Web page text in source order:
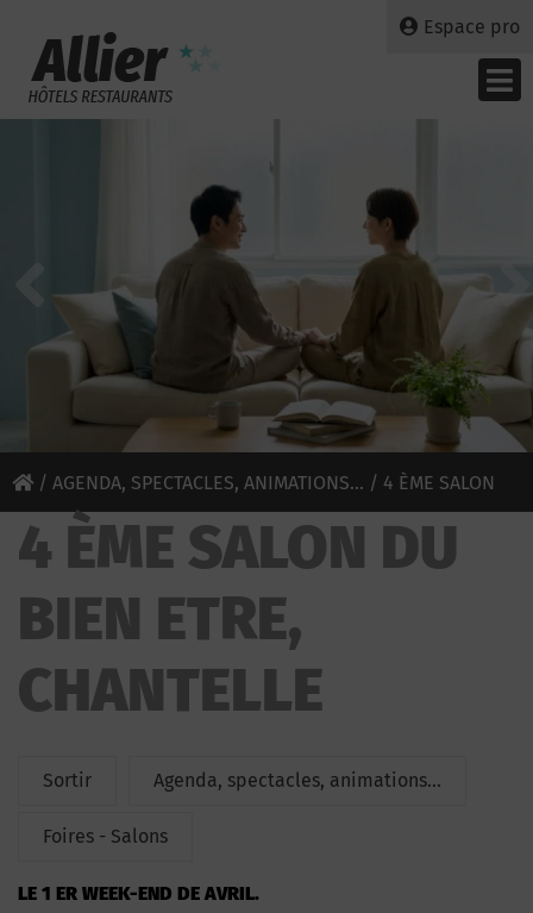
Espace pro
/ AGENDA, SPECTACLES, ANIMATIONS... / 4 ÈME SALON
DU BIEN ETRE
4 ÈME SALON DU
BIEN ETRE,
CHANTELLE
Sortir Agenda, spectacles, animations...
Foires - Salons
LE 1 ER WEEK-END DE AVRIL.